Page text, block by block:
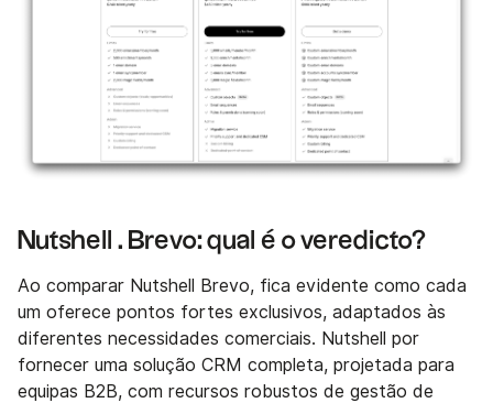
Nutshell . Brevo: qual é o veredicto?
Ao comparar Nutshell Brevo, fica evidente como cada
um oferece pontos fortes exclusivos, adaptados às
diferentes necessidades comerciais. Nutshell por
fornecer uma solução CRM completa, projetada para
equipas B2B, com recursos robustos de gestão de